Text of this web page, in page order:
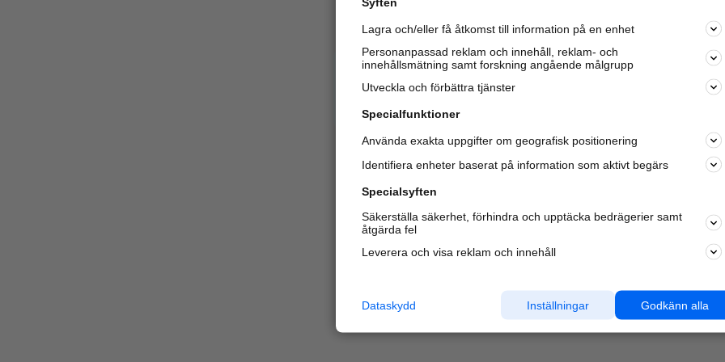
Varje vecka besöker du och 4 miljonerandra härliga
oss för att hitta rätt lokal information om företag,
Lagra och/eller få åtkomst till information på en enhet
Personanpassad reklam och innehåll, reklam- och
innehållsmätning samt forskning angående målgrupp
Utveckla och förbättra tjänster
Specialfunktioner
Använda exakta uppgifter om geografisk positionering
Identifiera enheter baserat på information som aktivt begärs
Specialsyften
Säkerställa säkerhet, förhindra och upptäcka bedrägerier samt
åtgärda fel
Leverera och visa reklam och innehåll
Godkänn alla
Inställningar
Dataskydd